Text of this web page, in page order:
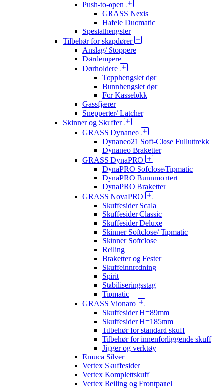
Push-to-open
GRASS Nexis
Hafele Duomatic
Spesialhengsler
Tilbehør for skapdører
Anslag/ Stoppere
Dørdempere
Dørholdere
Topphengslet dør
Bunnhengslet dør
For Kasselokk
Gassfjærer
Snepperter/ Latcher
Skinner og Skuffer
GRASS Dynaneo
Dynaneo21 Soft-Close Fulluttrekk
Dynaneo Braketter
GRASS DynaPRO
DynaPRO Sofclose/Tipmatic
DynaPRO Bunnmontert
DynaPRO Braketter
GRASS NovaPRO
Skuffesider Scala
Skuffesider Classic
Skuffesider Deluxe
Skinner Softclose/ Tipmatic
Skinner Softclose
Reiling
Braketter og Fester
Skuffeinnredning
Spirit
Stabiliseringsstag
Tipmatic
GRASS Vionaro
Skuffesider H=89mm
Skuffesider H=185mm
Tilbehør for standard skuff
Tilbehør for innenforliggende skuff
Jigger og verktøy
Emuca Silver
Vertex Skuffesider
Vertex Komplettskuff
Vertex Reiling og Frontpanel